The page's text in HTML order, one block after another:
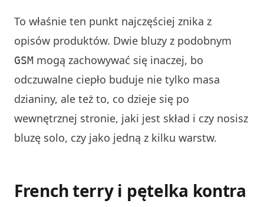
To właśnie ten punkt najczęściej znika z
opisów produktów. Dwie bluzy z podobnym
GSM mogą zachowywać się inaczej, bo
odczuwalne ciepło buduje nie tylko masa
dzianiny, ale też to, co dzieje się po
wewnętrznej stronie, jaki jest skład i czy nosisz
bluzę solo, czy jako jedną z kilku warstw.
French terry i pętelka kontra